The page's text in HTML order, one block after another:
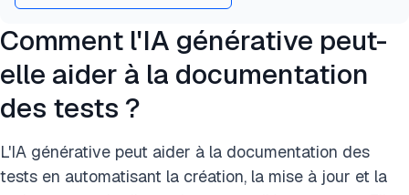
Comment l'IA générative peut-
elle aider à la documentation
des tests ?
L'IA générative peut aider à la documentation des
tests en automatisant la création, la mise à jour et la